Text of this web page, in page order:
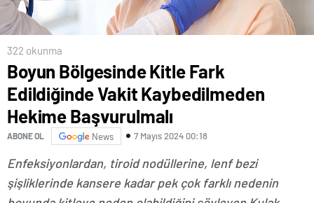
322 okunma
Boyun Bölgesinde Kitle Fark
Edildiğinde Vakit Kaybedilmeden
Hekime Başvurulmalı
ABONE OL News 7 Mayıs 2024 00:18
Enfeksiyonlardan, tiroid nodüllerine, lenf bezi
şişliklerinde kansere kadar pek çok farklı nedenin